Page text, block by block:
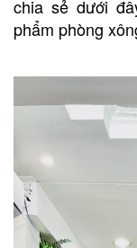
chia sẻ dưới
phẩm phòng